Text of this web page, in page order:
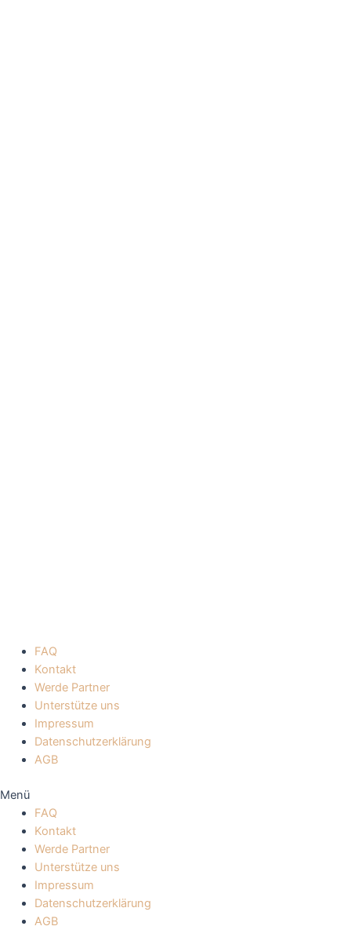
FAQ
Kontakt
Werde Partner
Unterstütze uns
Impressum
Datenschutzerklärung
AGB
Menü
FAQ
Kontakt
Werde Partner
Unterstütze uns
Impressum
Datenschutzerklärung
AGB